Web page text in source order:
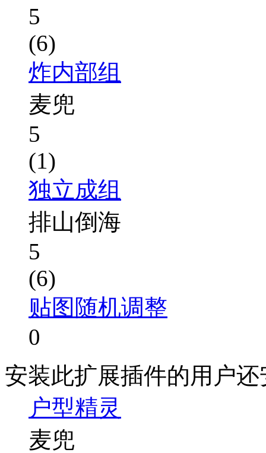
5
(6)
炸内部组
麦兜
5
(1)
独立成组
排山倒海
5
(6)
贴图随机调整
0
安装此扩展插件的用户
户型精灵
麦兜